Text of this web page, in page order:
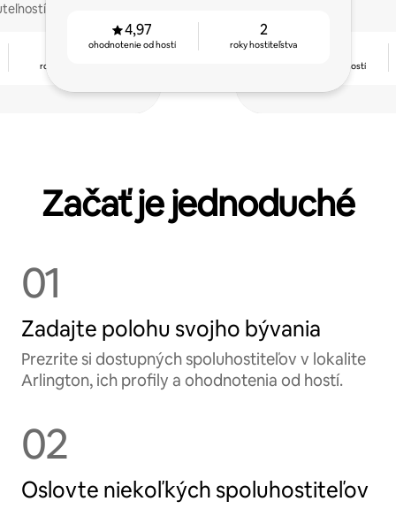
roky hostiteľstva
4,97
ohodnotenie od hostí
2
roky hostiteľstva
ohodnotenie od hostí
Začať je jednoduché
01
Zadajte polohu svojho bývania
Prezrite si dostupných spoluhostiteľov v lokalite
Arlington, ich profily a ohodnotenia od hostí.
02
Oslovte niekoľkých spoluhostiteľov